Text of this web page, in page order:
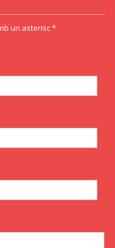
un asterisc *